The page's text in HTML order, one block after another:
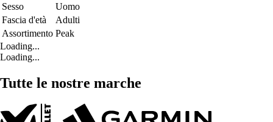
Sesso
Uomo
Fascia d'età
Adulti
Assortimento Peak
Loading...
Loading...
Tutte le nostre marche